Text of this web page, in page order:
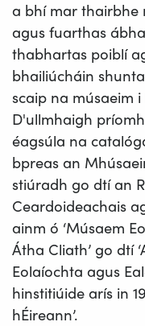
a bhí mar thairbhe
agus fuarthas
thabhartas poiblí
bhailiúcháin
scaip na músaeim
D'ullmhaigh
éagsúla na
bpreas an
stiúradh go dtí an
Ceardoideachais
ainm ó ‘Músaem
Átha Cliath’ go dtí
Eolaíochta agus
hinstitiúide arís in
hÉireann’.